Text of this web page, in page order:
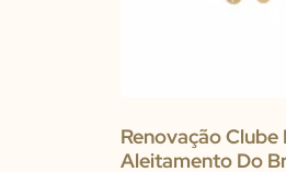
Renovação
Aleitamento Do